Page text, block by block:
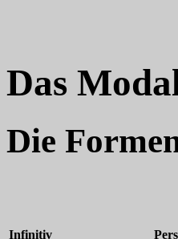
Das
Die
Infinitiv